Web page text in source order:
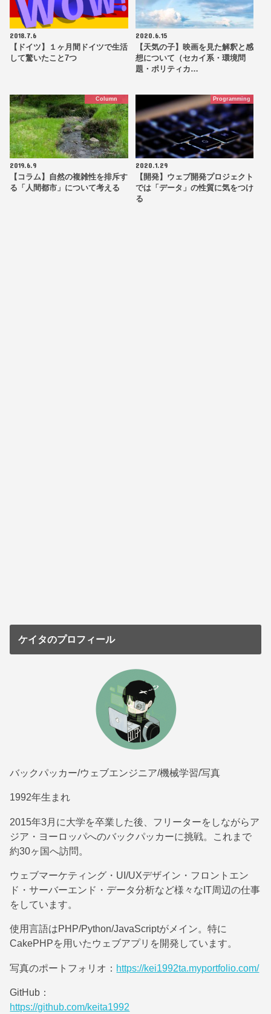
2018.7.6
【ドイツ】１ヶ月間ドイツで生活
して驚いたこと7つ
2020.6.15
【天気の子】映画を見た解釈と感
想について（セカイ系・環境問
題・ポリティカ…
Column
2019.6.9
【コラム】自然の複雑性を排斥す
る「人間都市」について考える
Programming
2020.1.29
【開発】ウェブ開発プロジェクト
では「データ」の性質に気をつけ
る
ケイタのプロフィール
バックパッカー/ウェブエンジニア/機械学習/写真
1992年生まれ
2015年3月に大学を卒業した後、フリーターをしながらア
ジア・ヨーロッパへのバックパッカーに挑戦。これまで
約30ヶ国へ訪問。
ウェブマーケティング・UI/UXデザイン・フロントエン
ド・サーバーエンド・データ分析など様々なIT周辺の仕事
をしています。
使用言語はPHP/Python/JavaScriptがメイン。特に
CakePHPを用いたウェブアプリを開発しています。
写真のポートフォリオ： https://kei1992ta.myportfolio.com/
GitHub：
https://github.com/keita1992